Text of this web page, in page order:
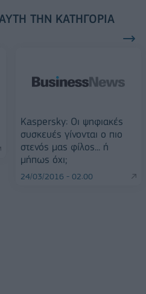
ΤΗΝ ΚΑΤΗΓΟΡΊΑ
Kaspersky: Οι ψηφιακές
συσκευές γίνονται ο πιο
στενός μας φίλος... ή
μήπως όχι;
24/03/2016 - 02:00